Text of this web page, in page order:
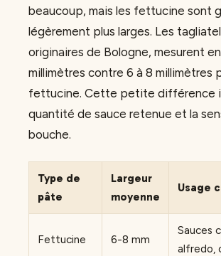
beaucoup, mais les fettucine sont
légèrement plus larges. Les
originaires de Bologne, mesurent
millimètres contre 6 à 8 millimètres
fettucine. Cette petite différence
quantité de sauce retenue et la
bouche.
Type de
pâte
Largeur
moyenne
Usage
Fettucine 6-8 mm
Sauces
alfredo,